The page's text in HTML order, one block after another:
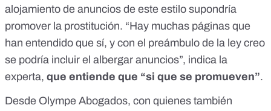
alojamiento de anuncios de este estilo supondría
promover la prostitución. “Hay muchas páginas que
han entendido que sí, y con el preámbulo de la ley creo
se podría incluir el albergar anuncios”, indica la
experta, que entiende que “si que se promueven”.
Desde Olympe Abogados, con quienes también